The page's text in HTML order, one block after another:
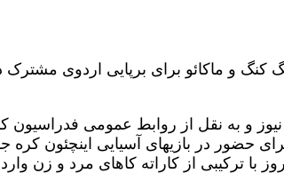
و به نقل از روابط عمومی فدراسیون
حضور در بازیهای آسیایی اینچئون کره
با ترکیبی از کاراته کاهای مرد و زن